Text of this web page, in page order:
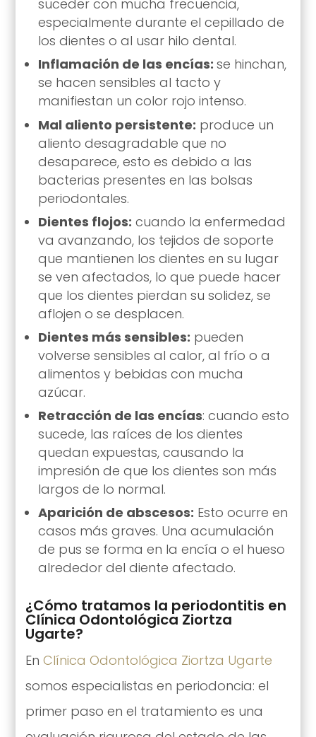
suceder con mucha frecuencia,
especialmente durante el cepillado de
los dientes o al usar hilo dental.
Inflamación de las encías: se hinchan,
se hacen sensibles al tacto y
manifiestan un color rojo intenso.
Mal aliento persistente: produce un
aliento desagradable que no
desaparece, esto es debido a las
bacterias presentes en las bolsas
periodontales.
Dientes flojos: cuando la enfermedad
va avanzando, los tejidos de soporte
que mantienen los dientes en su lugar
se ven afectados, lo que puede hacer
que los dientes pierdan su solidez, se
aflojen o se desplacen.
Dientes más sensibles: pueden
volverse sensibles al calor, al frío o a
alimentos y bebidas con mucha
azúcar.
Retracción de las encías: cuando esto
sucede, las raíces de los dientes
quedan expuestas, causando la
impresión de que los dientes son más
largos de lo normal.
Aparición de abscesos: Esto ocurre en
casos más graves. Una acumulación
de pus se forma en la encía o el hueso
alrededor del diente afectado.
¿Cómo tratamos la periodontitis en
Clínica Odontológica Ziortza
Ugarte?
En Clínica Odontológica Ziortza Ugarte
somos especialistas en periodoncia: el
primer paso en el tratamiento es una